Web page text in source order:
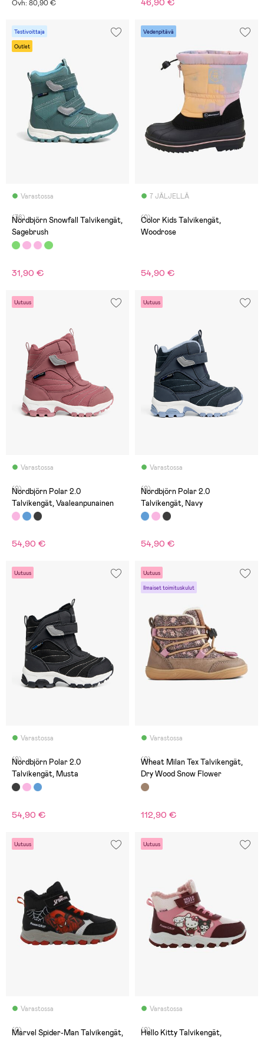
Ovh: 80,90 €
Testivoittaja
Outlet
Varastossa
(36)
Nordbjörn Snowfall Talvikengät,
Sagebrush
31,90 €
Vedenpitävä
7 JÄLJELLÄ
(0)
Color Kids Talvikengät,
Woodrose
54,90 €
Uutuus
Varastossa
(0)
Nordbjörn Polar 2.0
Talvikengät, Vaaleanpunainen
54,90 €
Uutuus
Varastossa
(0)
Nordbjörn Polar 2.0
Talvikengät, Navy
54,90 €
Uutuus
Varastossa
(0)
Nordbjörn Polar 2.0
Talvikengät, Musta
54,90 €
Uutuus
Ilmaiset toimituskulut
Varastossa
(0)
Wheat Milan Tex Talvikengät,
Dry Wood Snow Flower
112,90 €
Uutuus
Varastossa
(0)
Marvel Spider-Man Talvikengät,
Uutuus
Varastossa
(0)
Hello Kitty Talvikengät,